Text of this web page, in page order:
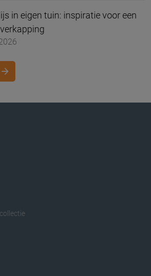
in eigen tuin: inspiratie voor een